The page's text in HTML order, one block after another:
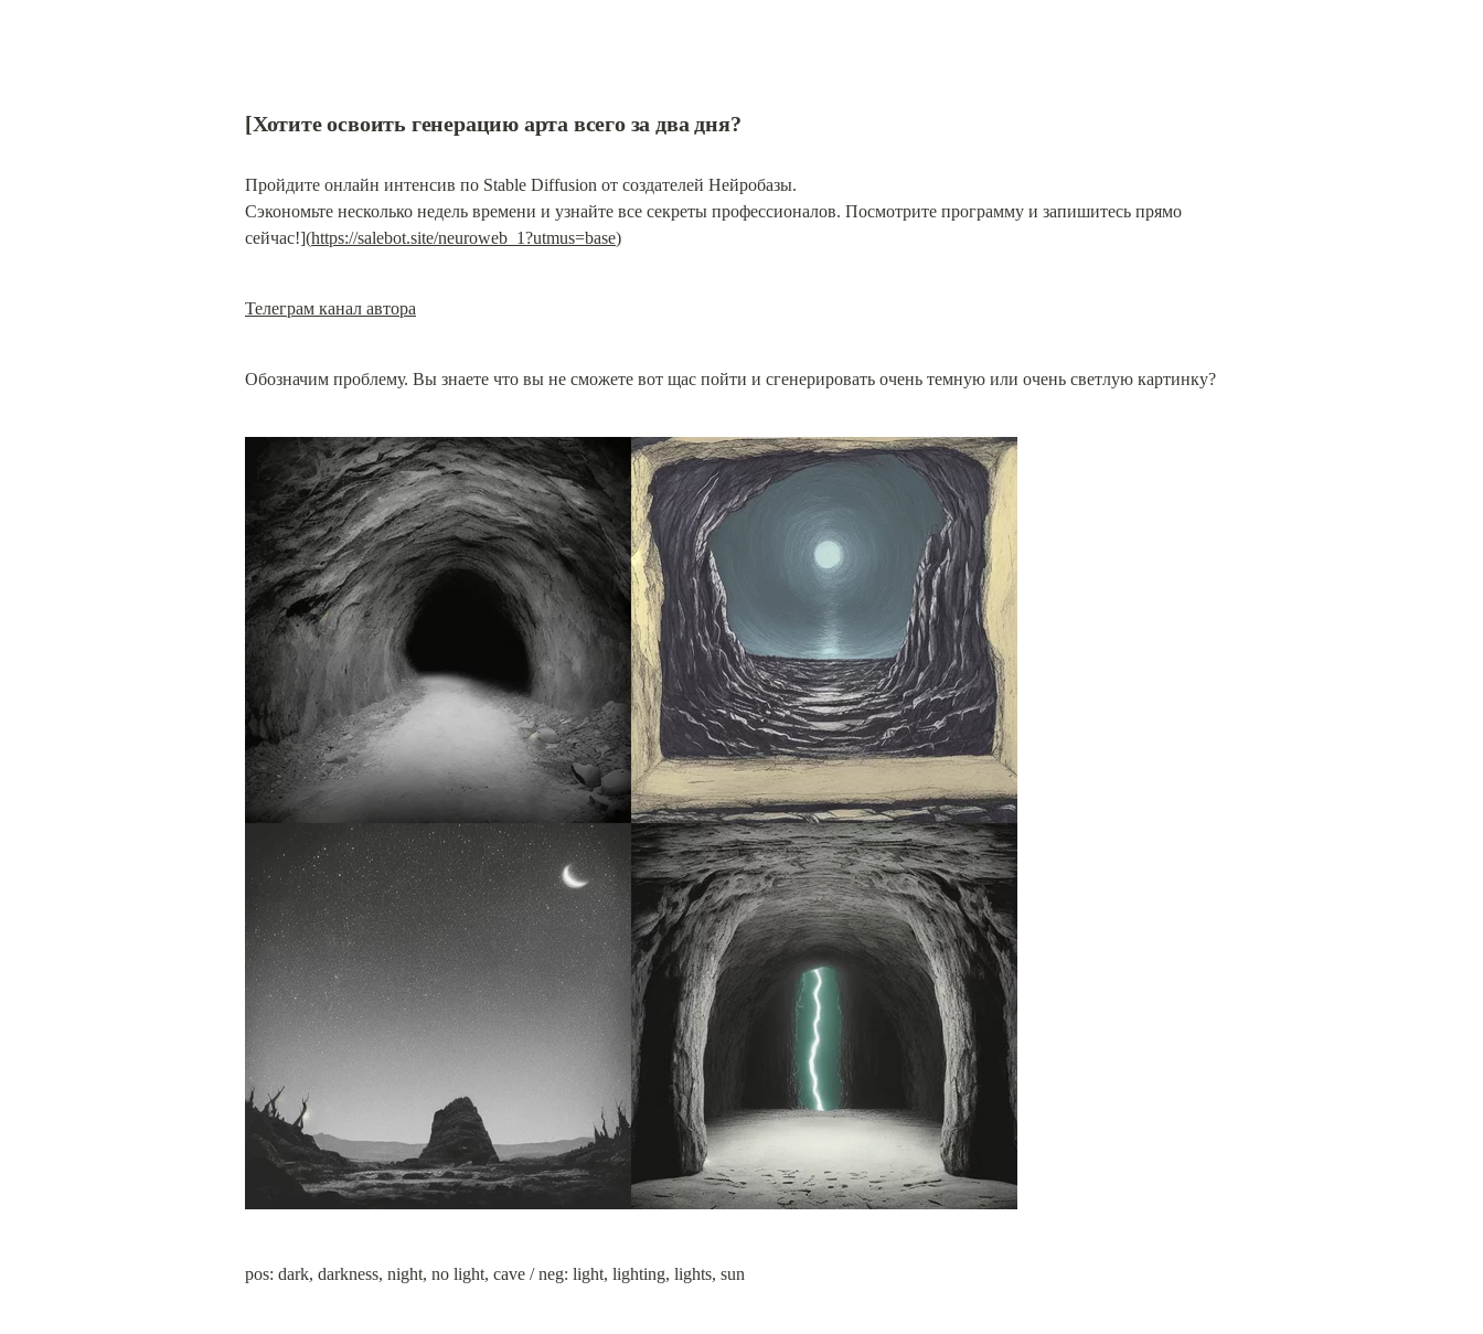
[Хотите освоить генерацию арта всего за два дня?
Пройдите онлайн интенсив по Stable Diffusion от создателей Нейробазы.
Сэкономьте несколько недель времени и узнайте все секреты профессионалов. Посмотрите программу и запишитесь прямо
сейчас!](https://salebot.site/neuroweb_1?utmus=base)
Телеграм канал автора
Обозначим проблему. Вы знаете что вы не сможете вот щас пойти и сгенерировать очень темную или очень светлую картинку?
pos: dark, darkness, night, no light, cave / neg: light, lighting, lights, sun